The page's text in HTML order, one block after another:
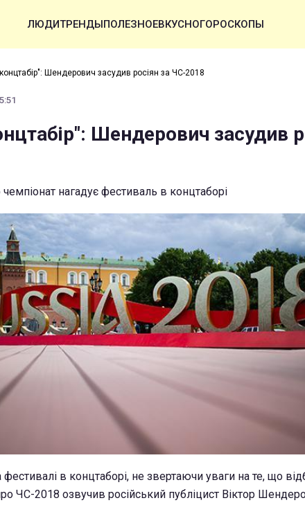
ЛЮДИТРЕНДЫПОЛЕЗНОЕВКУСНОГОРОСКОПЫ
Шендерович засудив росіян за ЧС-2018
Шендерович засудив
нагадує фестиваль в концтаборі
фестивалі в концтаборі, не звертаючи уваги на те, що
ЧС-2018 озвучив російський публіцист Віктор